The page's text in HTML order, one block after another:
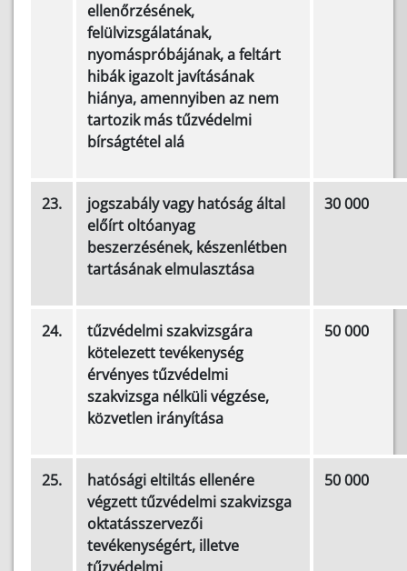
ellenőrzésének,
felülvizsgálatának,
nyomáspróbájának, a feltárt
hibák igazolt javításának
hiánya, amennyiben az nem
tartozik más tűzvédelmi
bírságtétel alá
23.
jogszabály vagy hatóság által
előírt oltóanyag
beszerzésének, készenlétben
tartásának elmulasztása
30 000
24.
tűzvédelmi szakvizsgára
kötelezett tevékenység
érvényes tűzvédelmi
szakvizsga nélküli végzése,
közvetlen irányítása
50 000
25.
hatósági eltiltás ellenére
végzett tűzvédelmi szakvizsga
oktatásszervezői
tevékenységért, illetve
50 000